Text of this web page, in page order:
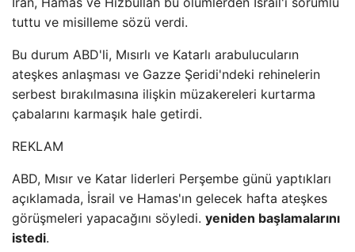
tuttu ve misilleme sözü verdi.
Bu durum ABD'li, Mısırlı ve Katarlı arabulucuların
ateşkes anlaşması ve Gazze Şeridi'ndeki rehinelerin
serbest bırakılmasına ilişkin müzakereleri kurtarma
çabalarını karmaşık hale getirdi.
REKLAM
ABD, Mısır ve Katar liderleri Perşembe günü yaptıkları
açıklamada, İsrail ve Hamas'ın gelecek hafta ateşkes
görüşmeleri yapacağını söyledi. yeniden başlamalarını
istedi.